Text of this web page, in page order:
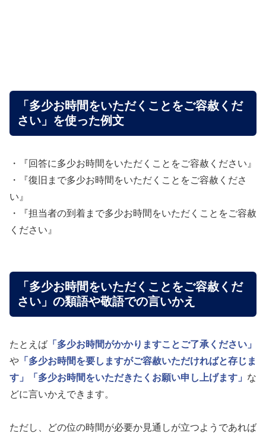
「多少お時間をいただくことをご容赦くだ
さい」を使った例文
・『回答に多少お時間をいただくことをご容赦ください』
・『復旧まで多少お時間をいただくことをご容赦くださ
い』
・『担当者の到着まで多少お時間をいただくことをご容赦
ください』
「多少お時間をいただくことをご容赦くだ
さい」の類語や敬語での言いかえ
たとえば 「多少お時間がかかりますことご了承ください」
や 「多少お時間を要しますがご容赦いただければと存じま
す」
「多少お時間をいただきたくお願い申し上げます」 な
どに言いかえできます。
ただし、どの位の時間が必要か見通しが立つようであれば